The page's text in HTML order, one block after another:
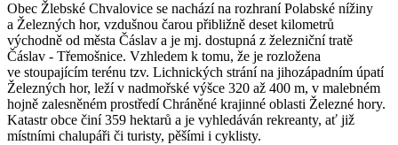
Obec Žlebské Chvalovice se nachází na rozhraní Polabské nížiny
a Železných hor, vzdušnou čarou přibližně deset kilometrů
východně od města Čáslav a je mj. dostupná z železniční tratě
Čáslav - Třemošnice. Vzhledem k tomu, že je rozložena
ve stoupajícím terénu tzv. Lichnických strání na jihozápadním úpatí
Železných hor, leží v nadmořské výšce 320 až 400 m, v malebném
hojně zalesněném prostředí Chráněné krajinné oblasti Železné hory.
Katastr obce činí 359 hektarů a je vyhledáván rekreanty, ať již
místními chalupáři či turisty, pěšími i cyklisty.